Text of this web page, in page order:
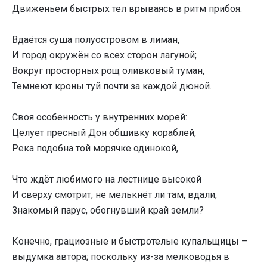
Движеньем быстрых тел врываясь в ритм прибоя.
Вдаётся суша полуостровом в лиман,
И город окружён со всех сторон лагуной;
Вокруг просторных рощ оливковый туман,
Темнеют кроны туй почти за каждой дюной.
Своя особенность у внутренних морей:
Целует пресный Дон обшивку кораблей,
Река подобна той морячке одинокой,
Что ждёт любимого на лестнице высокой
И сверху смотрит, не мелькнёт ли там, вдали,
Знакомый парус, обогнувший край земли?
Конечно, грациозные и быстротелые купальщицы –
выдумка автора; поскольку из-за мелководья в